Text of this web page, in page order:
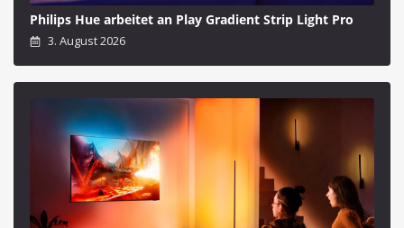
Philips Hue arbeitet an Play Gradient Strip Light Pro
3. August 2026